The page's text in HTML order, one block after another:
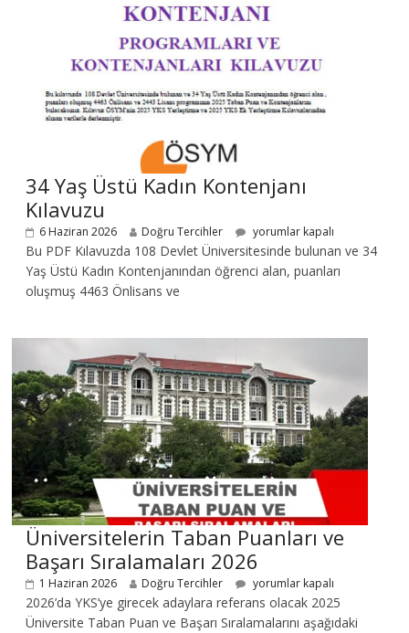
34 Yaş Üstü Kadın Kontenjanı
Kılavuzu
6 Haziran 2026 Doğru Tercihler yorumlar kapalı
Bu PDF Kılavuzda 108 Devlet Üniversitesinde bulunan ve 34
Yaş Üstü Kadın Kontenjanından öğrenci alan, puanları
oluşmuş 4463 Önlisans ve
Üniversitelerin Taban Puanları ve
Başarı Sıralamaları 2026
1 Haziran 2026 Doğru Tercihler yorumlar kapalı
2026’da YKS’ye girecek adaylara referans olacak 2025
Üniversite Taban Puan ve Başarı Sıralamalarını aşağıdaki